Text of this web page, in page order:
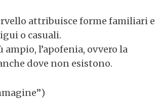
attribuisce forme familiari e
o casuali.
l’apofenia, ovvero la
dove non esistono.